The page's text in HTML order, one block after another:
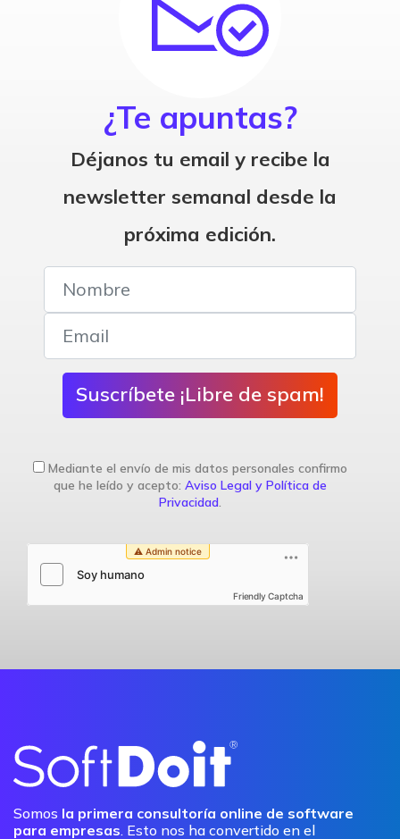
¿Te apuntas?
Déjanos tu email y recibe la
newsletter semanal desde la
próxima edición.
Suscríbete ¡Libre de spam!
Mediante el envío de mis datos personales confirmo
que he leído y acepto: Aviso Legal y Política de
Privacidad.
Friendly Captcha
Somos la primera consultoría online de software
para empresas. Esto nos ha convertido en el